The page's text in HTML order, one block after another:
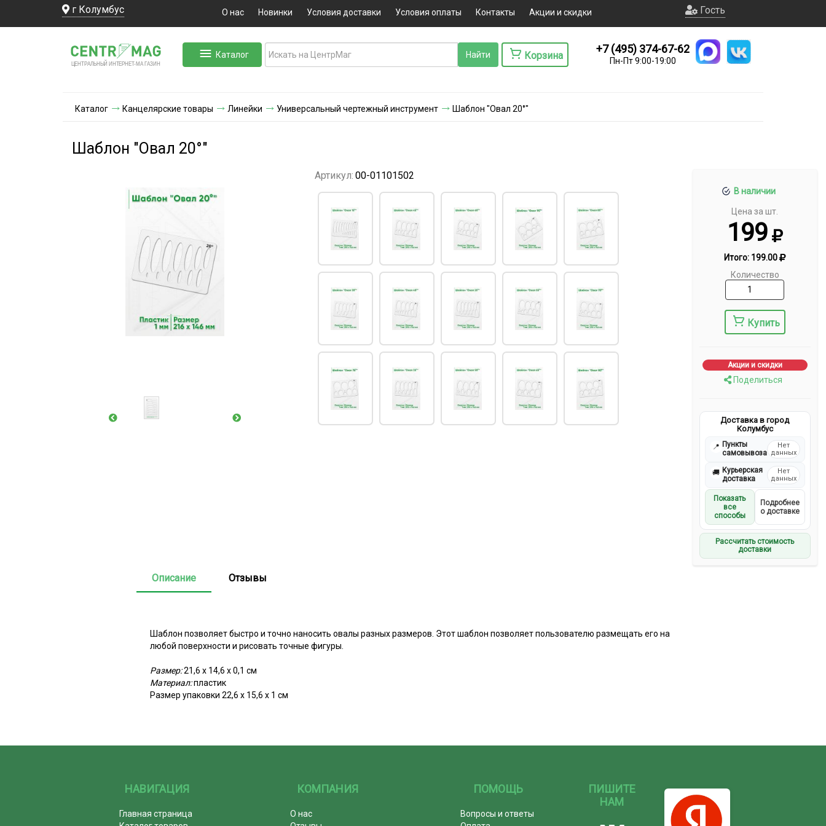
г Колумбус О нас Новинки Условия доставки Условия оплаты Контакты Акции и скидки Гость
ЦЕНТРАЛЬНЫЙ ИНТЕРНЕТ-МА ГАЗИН
Каталог Корзина
+7 (495) 374-67-62
Пн-Пт 9:00-19:00
Каталог Канцелярские товары Линейки Универсальный чертежный инструмент Шаблон "Овал 20°"
Шаблон "Овал 20°"
В наличии
Цена за шт.
199
Итого: 199.00
Количество
Купить
Акции и скидки
Поделиться
Доставка в город
Колумбус
📍 Пункты
самовывоза
Нет
данных
🚚 Курьерская
доставка
Нет
данных
Показать
все
способы
Подробнее
о доставке
Рассчитать стоимость
доставки
Артикул: 00-01101502
Описание Отзывы
Шаблон позволяет быстро и точно наносить овалы разных размеров. Этот шаблон позволяет пользователю размещать его на
любой поверхности и рисовать точные фигуры.
Размер:21,6 х 14,6 х 0,1 см
Материал:пластик
Размер упаковки 22,6 х 15,6 х 1 см
НАВИГАЦИЯ
Главная страница
КОМПАНИЯ
О нас
ПОМОЩЬ
Вопросы и ответы
ПИШИТЕ
НАМ